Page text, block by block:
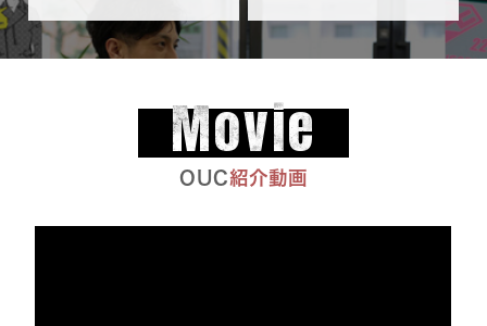
Movie
OUC紹介動画